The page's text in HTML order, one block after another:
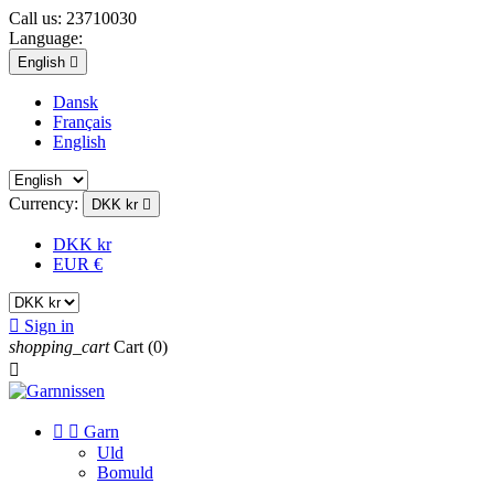
Call us: 23710030
Language:
English 
Dansk
Français
English
Currency: DKK kr 
DKK kr
EUR €
 Sign in
shopping_cart Cart (0)

  Garn
Uld
Bomuld